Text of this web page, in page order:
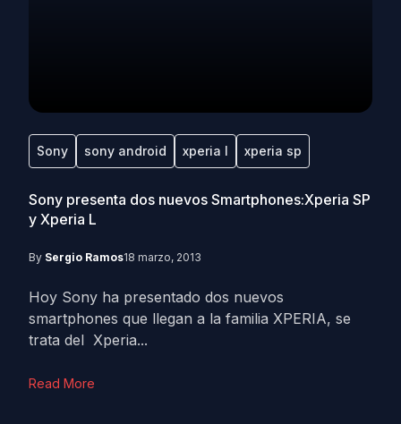
Sony sony android xperia l xperia sp
Sony presenta dos nuevos Smartphones:Xperia SP
y Xperia L
By Sergio Ramos18 marzo, 2013
Hoy Sony ha presentado dos nuevos
smartphones que llegan a la familia XPERIA, se
trata del Xperia...
Read More